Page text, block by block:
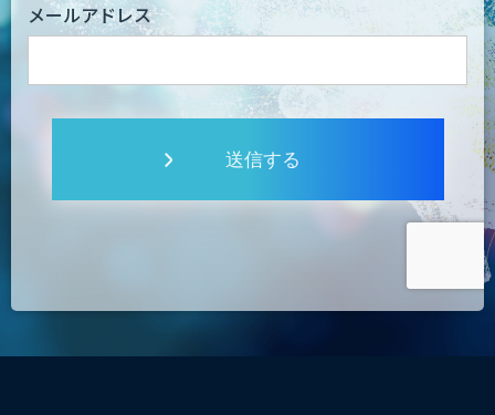
メールアドレス
送信する